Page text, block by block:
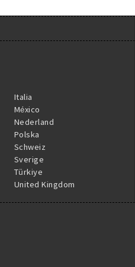
Italia
México
Nederland
Polska
Schweiz
Sverige
Türkiye
United Kingdom